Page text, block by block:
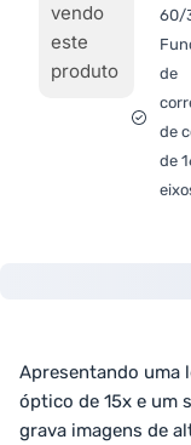
60/
de
de
de
vendo
este
produto
Apresentando uma
óptico de 15x e um
grava imagens de